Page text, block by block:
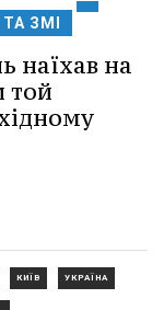
ЗМІ
наїхав на
той
КИЇВ УКРАЇНА